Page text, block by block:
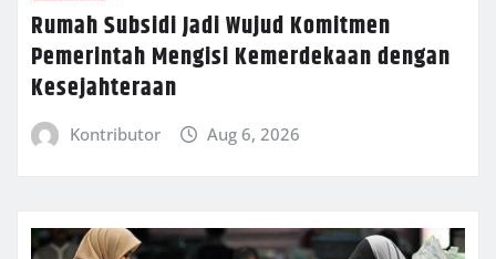
Rumah Subsidi Jadi Wujud Komitmen
Pemerintah Mengisi Kemerdekaan dengan
Kesejahteraan
Kontributor Aug 6, 2026